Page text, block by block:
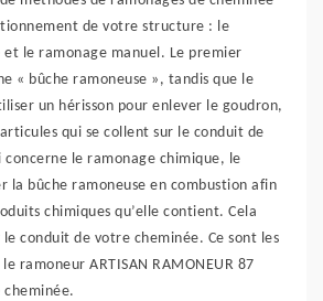
de votre structure : le
et le ramonage manuel. Le premier
« bûche ramoneuse », tandis que le
un hérisson pour enlever le goudron,
qui se collent sur le conduit de
concerne le ramonage chimique, le
la bûche ramoneuse en combustion afin
chimiques qu’elle contient. Cela
conduit de votre cheminée. Ce sont les
ramoneur ARTISAN RAMONEUR 87